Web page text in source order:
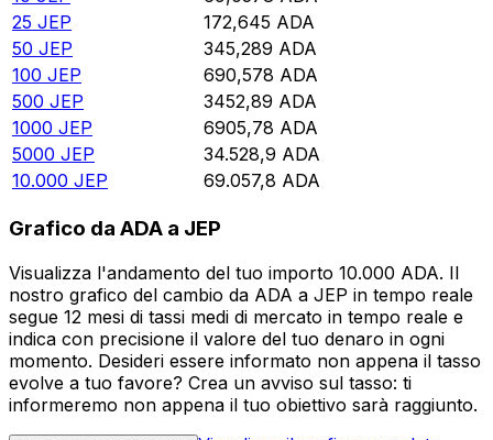
25 JEP 172,645 ADA
50 JEP 345,289 ADA
100 JEP 690,578 ADA
500 JEP 3452,89 ADA
1000 JEP 6905,78 ADA
5000 JEP 34.528,9 ADA
10.000 JEP 69.057,8 ADA
Grafico da ADA a JEP
Visualizza l'andamento del tuo importo 10.000 ADA. Il
nostro grafico del cambio da ADA a JEP in tempo reale
segue 12 mesi di tassi medi di mercato in tempo reale e
indica con precisione il valore del tuo denaro in ogni
momento. Desideri essere informato non appena il tasso
evolve a tuo favore? Crea un avviso sul tasso: ti
informeremo non appena il tuo obiettivo sarà raggiunto.